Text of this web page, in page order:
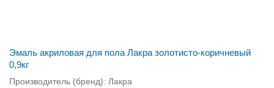
Эмаль акриловая для пола Лакра золотисто-коричневый
0,9кг
Производитель (бренд): Лакра